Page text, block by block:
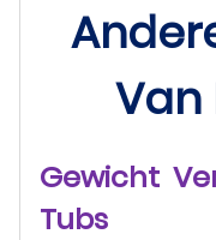
Van
Gewicht
Tubs